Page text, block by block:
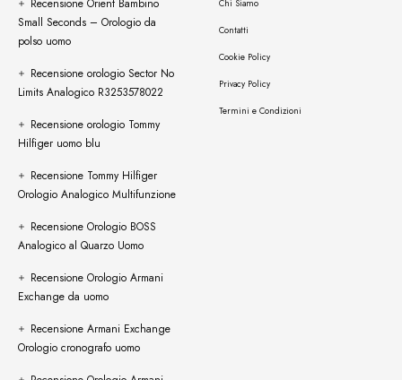
Smartwatch
Small Seconds – Orologio da
polso uomo
Recensione orologio Sector No
Limits Analogico R3253578022
Recensione orologio Tommy
Hilfiger uomo blu
Recensione Tommy Hilfiger
Orologio Analogico Multifunzione
Recensione Orologio BOSS
Analogico al Quarzo Uomo
Recensione Orologio Armani
Exchange da uomo
Chi Siamo
Contatti
Cookie Policy